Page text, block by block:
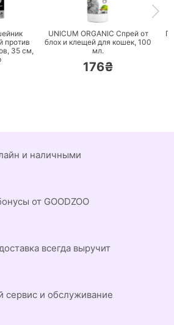
против
35 см,
ПЕРЕЙТИ
UNICUM ORGANIC Спрей от
блох и клещей для кошек, 100
мл.
176₴
и наличными
от GOODZOO
всегда выручит
сервис и обслуживание